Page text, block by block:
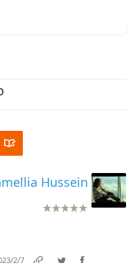
Hussein
7‏/2‏/2023